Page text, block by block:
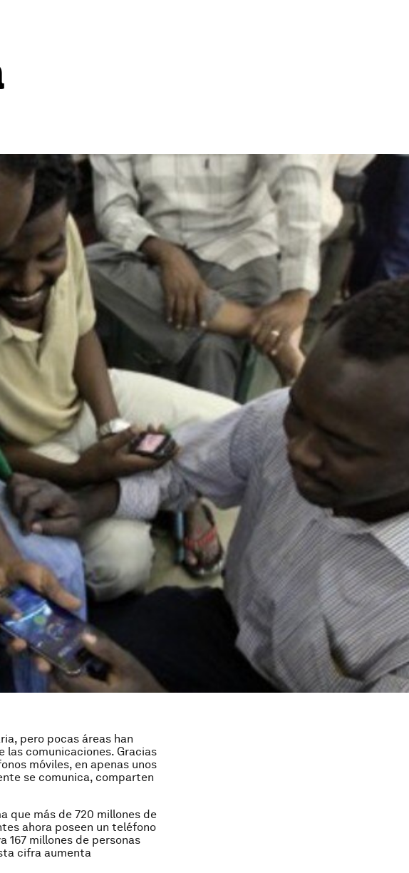
pero pocas áreas han
las comunicaciones. Gracias
móviles, en apenas unos
se comunica, comparten
que más de 720 millones de
ahora poseen un teléfono
167 millones de personas
cifra aumenta